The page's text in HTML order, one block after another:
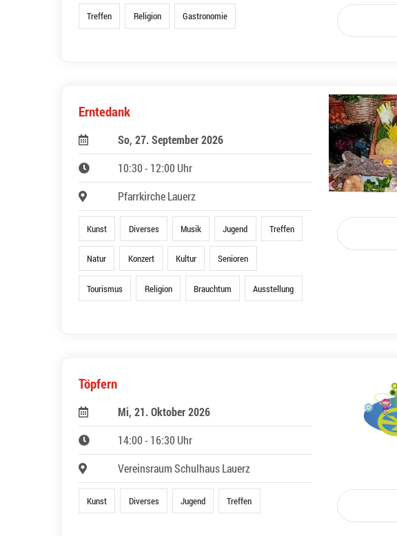
Treffen Religion Gastronomie
Erntedank
So, 27. September 2026
10:30 - 12:00 Uhr
Pfarrkirche Lauerz
Kunst Diverses Musik Jugend Treffen
Natur Konzert Kultur Senioren
Tourismus Religion Brauchtum Ausstellung
Töpfern
Mi, 21. Oktober 2026
14:00 - 16:30 Uhr
Vereinsraum Schulhaus Lauerz
Kunst Diverses Jugend Treffen